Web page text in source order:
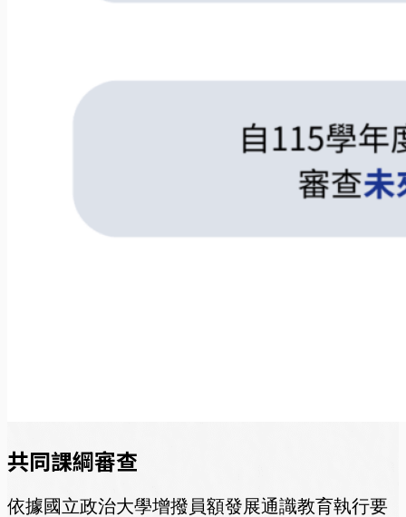
共同課綱審查
依據國立政治大學增撥員額發展通識教育執行要